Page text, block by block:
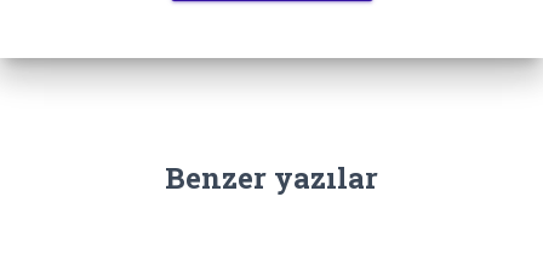
Benzer yazılar